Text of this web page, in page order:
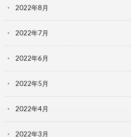
2022年8月
2022年7月
2022年6月
2022年5月
2022年4月
2022年3月